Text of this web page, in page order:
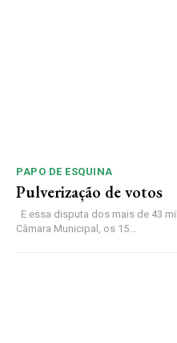
PAPO DE ESQUINA
Pulverização de votos
E essa disputa dos mais de 43
Câmara Municipal, os 15...